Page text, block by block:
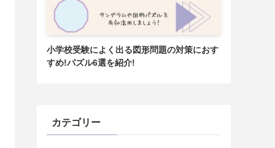
小学校受験によく出る図形問題の対策におす
すめ!パズル6選を紹介!
カテゴリー